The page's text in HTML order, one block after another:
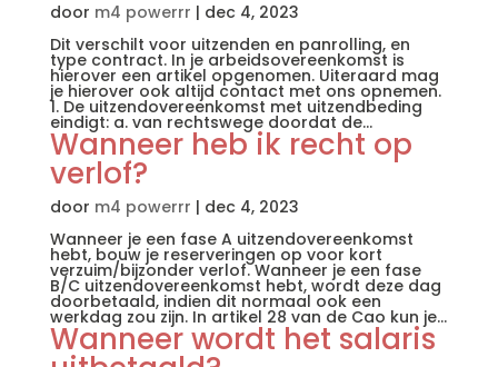
door m4 powerrr | dec 4, 2023
Dit verschilt voor uitzenden en panrolling, en
type contract. In je arbeidsovereenkomst is
hierover een artikel opgenomen. Uiteraard mag
je hierover ook altijd contact met ons opnemen.
1. De uitzendovereenkomst met uitzendbeding
eindigt: a. van rechtswege doordat de...
Wanneer heb ik recht op
verlof?
door m4 powerrr | dec 4, 2023
Wanneer je een fase A uitzendovereenkomst
hebt, bouw je reserveringen op voor kort
verzuim/bijzonder verlof. Wanneer je een fase
B/C uitzendovereenkomst hebt, wordt deze dag
doorbetaald, indien dit normaal ook een
werkdag zou zijn. In artikel 28 van de Cao kun je...
Wanneer wordt het salaris